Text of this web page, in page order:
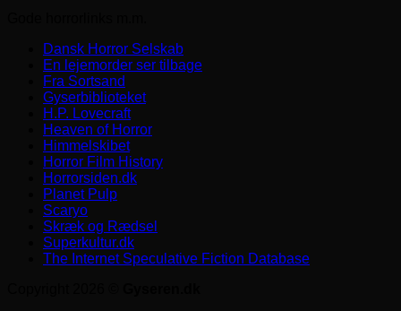
Dansk Horror Selskab
En lejemorder ser tilbage
Fra Sortsand
Gyserbiblioteket
H.P. Lovecraft
Heaven of Horror
Himmelskibet
Horror Film History
Horrorsiden.dk
Planet Pulp
Scaryo
Skræk og Rædsel
Superkultur.dk
The Internet Speculative Fiction Database